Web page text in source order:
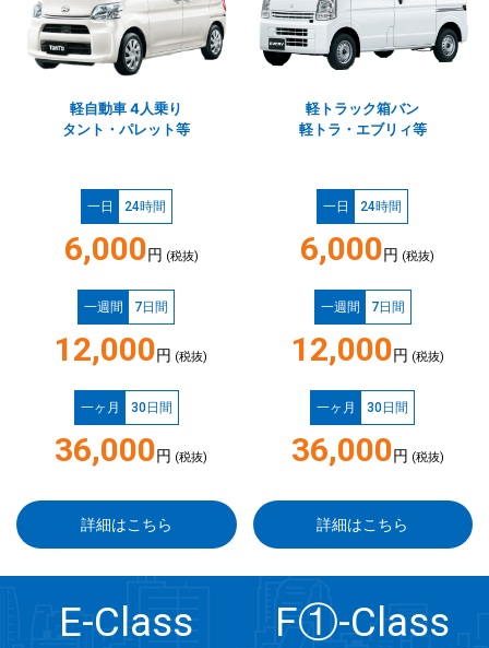
軽自動車 4人乗り
タント・パレット等
一日 24時間
6,000円 (税抜)
一週間 7日間
12,000円 (税抜)
一ヶ月 30日間
36,000円 (税抜)
詳細はこちら
軽トラック箱バン
軽トラ・エブリィ等
一日 24時間
6,000円 (税抜)
一週間 7日間
12,000円 (税抜)
一ヶ月 30日間
36,000円 (税抜)
詳細はこちら
E-Class F①-Class